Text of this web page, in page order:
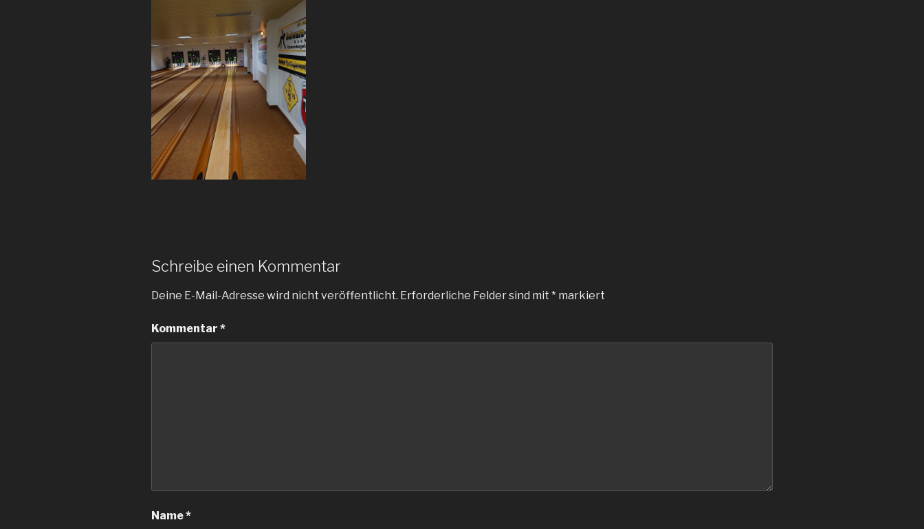
Schreibe einen Kommentar
Deine E-Mail-Adresse wird nicht veröffentlicht. Erforderliche Felder sind mit * markiert
Kommentar *
Name*